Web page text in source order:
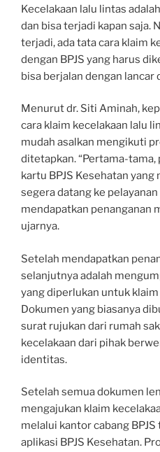
Kecelakaan lalu lintas
dan bisa terjadi kapan saja.
terjadi, ada tata cara klaim
dengan BPJS yang harus
bisa berjalan dengan lancar
Menurut dr. Siti Aminah,
cara klaim kecelakaan lalu
mudah asalkan mengikuti
ditetapkan. “Pertama-
kartu BPJS Kesehatan
segera datang ke
mendapatkan penanganan
ujarnya.
Setelah mendapatkan
selanjutnya adalah
yang diperlukan untuk
Dokumen yang biasanya
surat rujukan dari rumah
kecelakaan dari pihak
identitas.
Setelah semua dokumen
mengajukan klaim
melalui kantor cabang
aplikasi BPJS Kesehatan.